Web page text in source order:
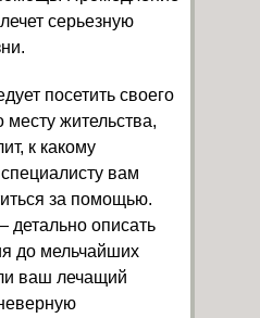
серьезную
посетить своего
жительства,
к какому
вам
за помощью.
описать
до мельчайших
ваш лечащий